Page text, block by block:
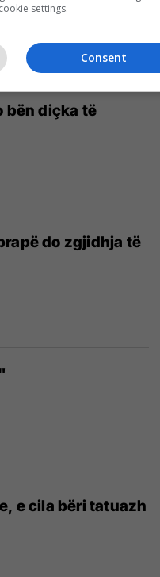
bën diçka të
do zgjidhja të
e cila bëri tatuazh
settings.
Consent